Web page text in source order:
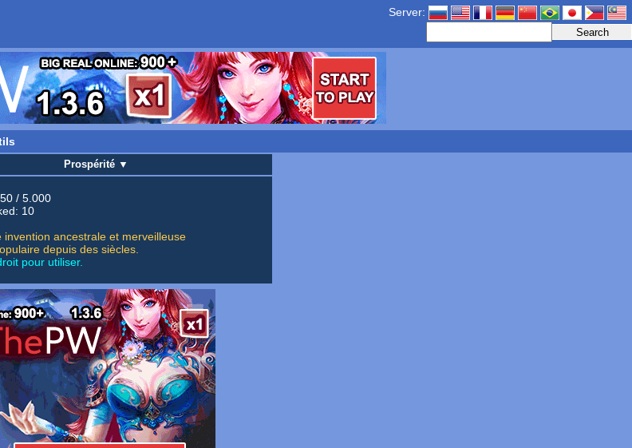
Server:
Prospérité ▼
/ 5.000
10
invention ancestrale et merveilleuse
depuis des siècles.
pour utiliser.